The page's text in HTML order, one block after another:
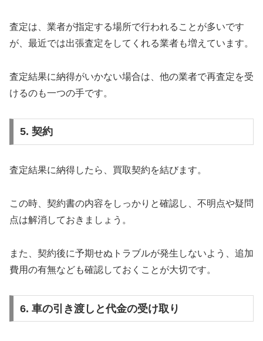
査定は、業者が指定する場所で行われることが多いです
が、最近では出張査定をしてくれる業者も増えています。
査定結果に納得がいかない場合は、他の業者で再査定を受
けるのも一つの手です。
5. 契約
査定結果に納得したら、買取契約を結びます。
この時、契約書の内容をしっかりと確認し、不明点や疑問
点は解消しておきましょう。
また、契約後に予期せぬトラブルが発生しないよう、追加
費用の有無なども確認しておくことが大切です。
6. 車の引き渡しと代金の受け取り